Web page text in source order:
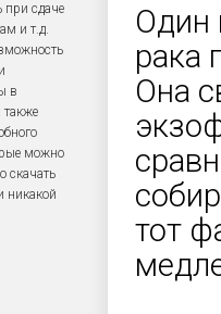
сдаче
и т.д.
в
можно
скачать
никакой
Один
рака
Она
тот